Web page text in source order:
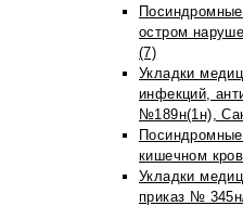
остром
(7)
Укладки
инфекций,
№189н(1н),
кишечном
Укладки
приказ №